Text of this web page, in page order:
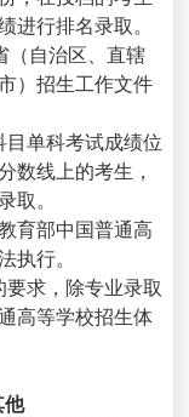
进行排名录取。
（自治区、直辖
）招生工作文件
目单科考试成绩位
数线上的考生，
取。
育部中国普通高
执行。
求，除专业录取
高等学校招生体
他